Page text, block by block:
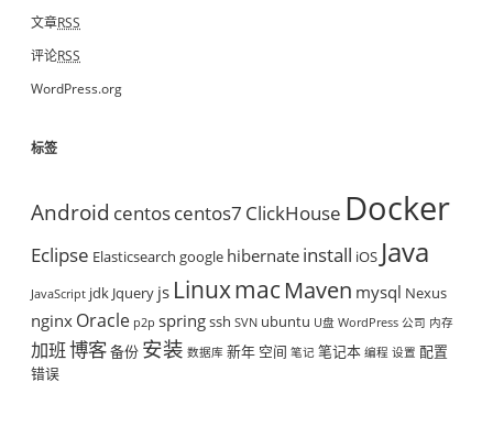
文章RSS
评论RSS
WordPress.org
标签
Android centoscentos7 ClickHouse Docker
Eclipse Elasticsearch google hibernate install iOS Java
JavaScript jdk Jquery js LinuxmacMaven mysql Nexus
nginx Oracle p2p springssh SVN ubuntu U盘 WordPress 公司 内存
加班博客备份 安装 数据库 新年 空间 笔记 笔记本 编程 设置 配置
错误